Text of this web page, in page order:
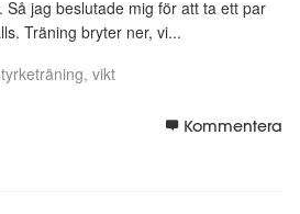
Så jag beslutade mig för att ta ett par
Träning bryter ner, vi...
vikt
Kommentera